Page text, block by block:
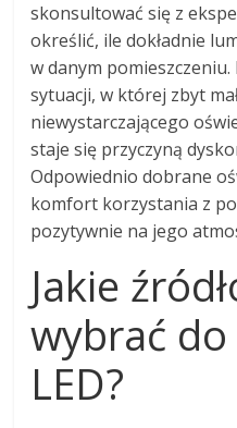
skonsultować się z
określić, ile dokładnie
w danym
sytuacji, w której zbyt
niewystarczającego
staje się przyczyną
Odpowiednio dobrane
komfort korzystania z
pozytywnie na jego
Jakie
wybrać
LED?